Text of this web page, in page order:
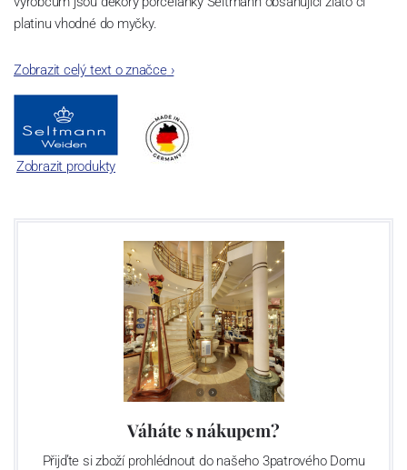
platinu vhodné do myčky.
Zobrazit celý text o značce›
Zobrazit produkty
Váháte s nákupem?
Přijďte si zboží prohlédnout do našeho 3patrového Domu